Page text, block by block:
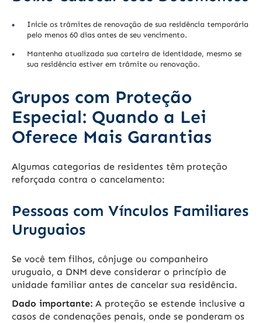
Inicie os trâmites de renovação de sua residência temporária
pelo menos 60 dias antes de seu vencimento.
Mantenha atualizada sua carteira de identidade, mesmo se
sua residência estiver em trâmite ou renovação.
Grupos com Proteção
Especial: Quando a Lei
Oferece Mais Garantias
Algumas categorias de residentes têm proteção
reforçada contra o cancelamento:
Pessoas com Vínculos Familiares
Uruguaios
Se você tem filhos, cônjuge ou companheiro
uruguaio, a DNM deve considerar o princípio de
unidade familiar antes de cancelar sua residência.
Dado importante: A proteção se estende inclusive a
casos de condenações penais, onde se ponderam os